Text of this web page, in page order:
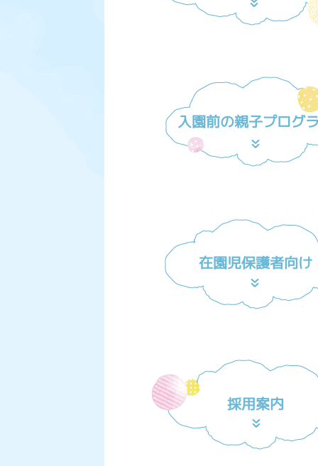
入園前の親子プログ
在園児保護者向け
採用案内